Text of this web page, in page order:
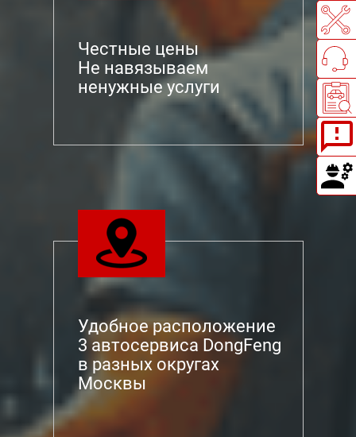
Честные цены
Не навязываем
ненужные услуги
Удобное расположение
3 автосервиса DongFeng
в разных округах
Москвы